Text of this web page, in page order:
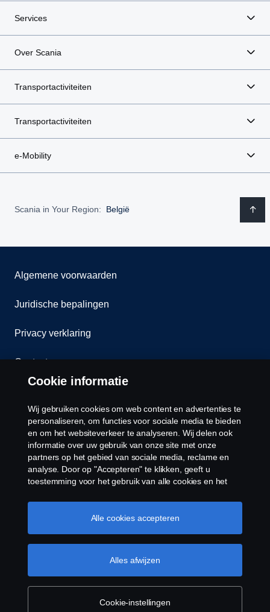
Services
Over Scania
Transportactiviteiten
Transportactiviteiten
e-Mobility
Scania in Your Region: België
Algemene voorwaarden
Juridische bepalingen
Privacy verklaring
Contact
Cookiebeleid
Cookies
Voorbehouden. Scania Belgium ,A.Van Osslaan 1
bus b28, 1120 Neder-Over-Heembeek, Tel. 02/264
02 11
Cookie informatie
Wij gebruiken cookies om web content en advertenties te
personaliseren, om functies voor sociale media te bieden
en om het websiteverkeer te analyseren. Wij delen ook
informatie over uw gebruik van onze site met onze
partners op het gebied van sociale media, reclame en
analyse. Door op "Accepteren" te klikken, geeft u
toestemming voor het gebruik van alle cookies en het
door op "Cookie Instellingen" te klikken en de
categorieën te selecteren die u wilt accepteren. Voor een
Cookie beleid
Cookie-instellingen
Alles afwijzen
Alle cookies accepteren